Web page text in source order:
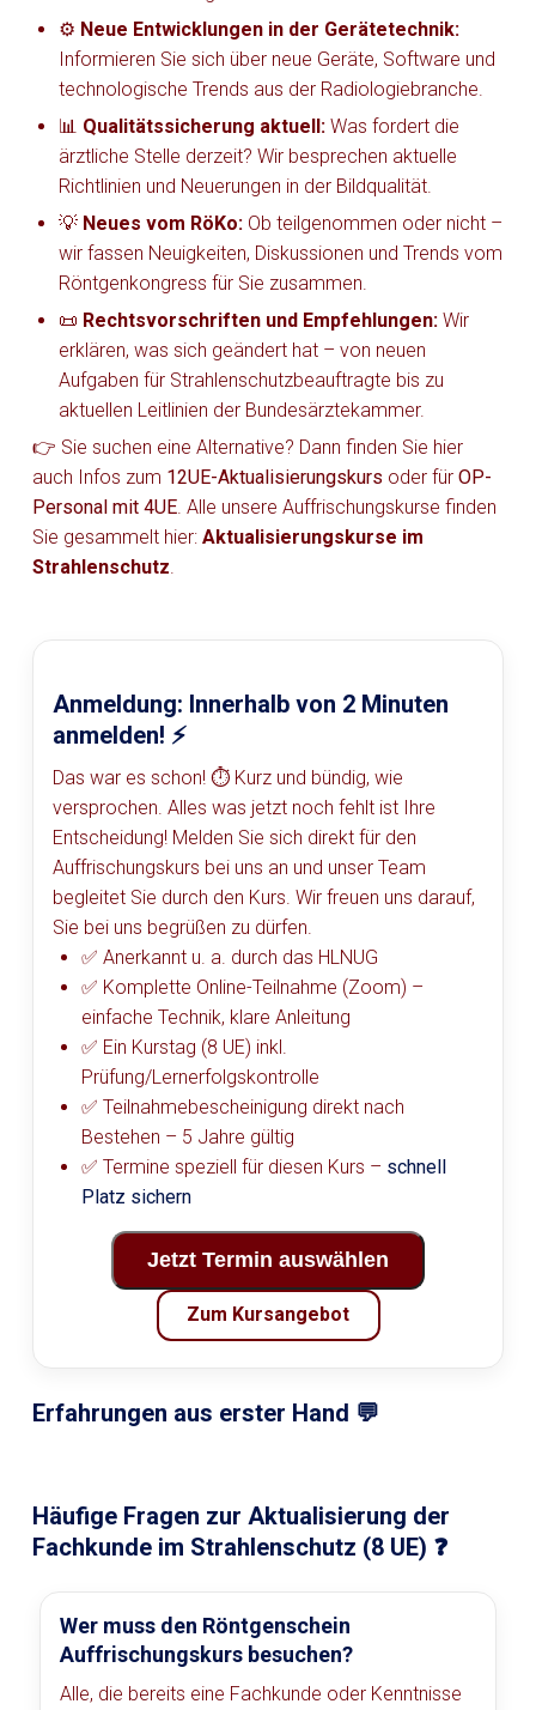
⚙️ Neue Entwicklungen in der Gerätetechnik:
Informieren Sie sich über neue Geräte, Software und
technologische Trends aus der Radiologiebranche.
📊 Qualitätssicherung aktuell: Was fordert die
ärztliche Stelle derzeit? Wir besprechen aktuelle
Richtlinien und Neuerungen in der Bildqualität.
💡 Neues vom RöKo: Ob teilgenommen oder nicht –
wir fassen Neuigkeiten, Diskussionen und Trends vom
Röntgenkongress für Sie zusammen.
📜 Rechtsvorschriften und Empfehlungen: Wir
erklären, was sich geändert hat – von neuen
Aufgaben für Strahlenschutzbeauftragte bis zu
aktuellen Leitlinien der Bundesärztekammer.
👉 Sie suchen eine Alternative? Dann finden Sie hier
auch Infos zum 12UE-Aktualisierungskurs oder für OP-
Personal mit 4UE . Alle unsere Auffrischungskurse finden
Sie gesammelt hier: Aktualisierungskurse im
Strahlenschutz
Anmeldung: Innerhalb von 2 Minuten
anmelden! ⚡
Das war es schon! ⏱️ Kurz und bündig, wie
versprochen. Alles was jetzt noch fehlt ist Ihre
Entscheidung! Melden Sie sich direkt für den
Auffrischungskurs bei uns an und unser Team
begleitet Sie durch den Kurs. Wir freuen uns darauf,
Sie bei uns begrüßen zu dürfen.
✅ Anerkannt u. a. durch das HLNUG
✅ Komplette Online-Teilnahme (Zoom) –
einfache Technik, klare Anleitung
✅ Ein Kurstag (8 UE) inkl.
Prüfung/Lernerfolgskontrolle
✅ Teilnahmebescheinigung direkt nach
Bestehen – 5 Jahre gültig
✅ Termine speziell für diesen Kurs – schnell
Platz sichern
Jetzt Termin auswählen
Zum Kursangebot
Erfahrungen aus erster Hand 💬
Häufige Fragen zur Aktualisierung der
Fachkunde im Strahlenschutz (8 UE) ❓
Wer muss den Röntgenschein
Auffrischungskurs besuchen?
Alle, die bereits eine Fachkunde oder Kenntnisse